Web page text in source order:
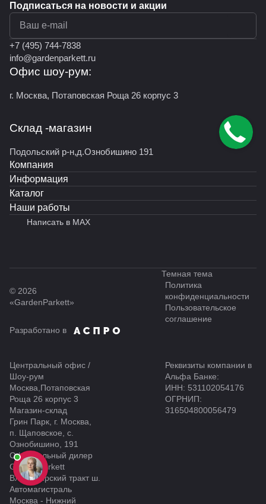
Подписаться на новости и акции
+7 (495) 744-7838
info@gardenparkett.ru
Офис шоу-рум:
г. Москва, Потаповская Роща 26 корпус 3
Склад -магазин
Подольский р-н,д.Ознобишино 191
Компания
Информация
Каталог
Наши работы
Написать в MAX
© 2026
«GardenParkett»
Темная тема
Политика
конфиденциальности
Пользовательское
соглашение
Разработано в
Центральный офис /
Шоу-рум
Москва,Потаповская
Роща 26 корпус 3
Магазин-склад
Грин Парк, г. Москва,
п. Щаповское, с.
Ознобишино, 191
Официальный дилер
GardenParkett
Владимирский тракт ш.
Автомагистраль
Москва - Нижний
Реквизиты компании в
Альфа Банке:
ИНН: 531102054176
ОГРНИП:
316504800056479